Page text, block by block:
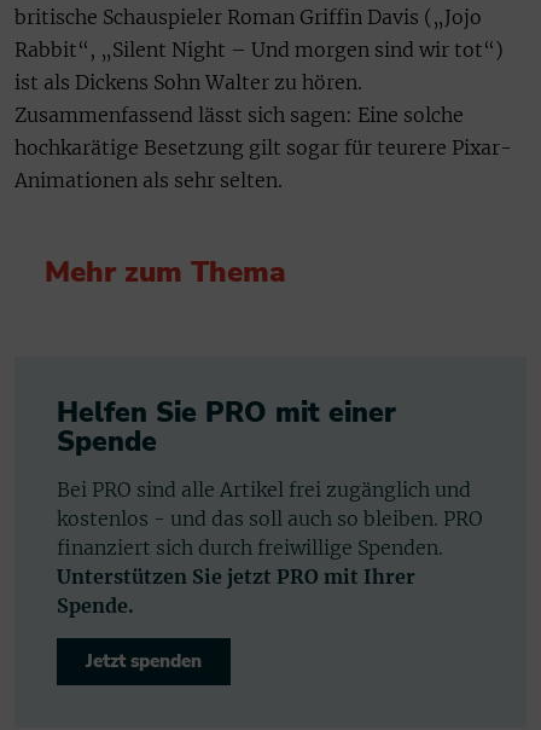
britische Schauspieler Roman Griffin Davis („Jojo
Rabbit“, „Silent Night – Und morgen sind wir tot“)
ist als Dickens Sohn Walter zu hören.
Zusammenfassend lässt sich sagen: Eine solche
hochkarätige Besetzung gilt sogar für teurere Pixar-
Animationen als sehr selten.
Mehr zum Thema
Helfen Sie PRO mit einer
Spende
Bei PRO sind alle Artikel frei zugänglich und
kostenlos - und das soll auch so bleiben. PRO
finanziert sich durch freiwillige Spenden.
Unterstützen Sie jetzt PRO mit Ihrer
Spende.
Jetzt spenden